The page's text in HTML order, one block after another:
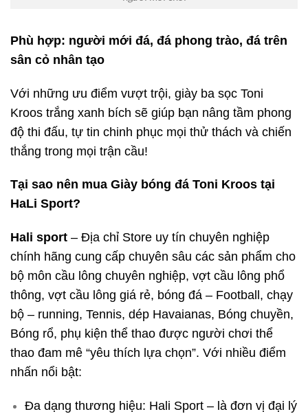
Phù hợp: người mới đá, đá phong trào, đá trên
sân cỏ nhân tạo
Với những ưu điểm vượt trội, giày ba sọc Toni
Kroos trắng xanh bích sẽ giúp bạn nâng tầm phong
độ thi đấu, tự tin chinh phục mọi thử thách và chiến
thắng trong mọi trận cầu!
Tại sao nên mua Giày bóng đá Toni Kroos tại
HaLi Sport?
Hali sport – Địa chỉ Store uy tín chuyên nghiệp
chính hãng cung cấp chuyên sâu các sản phẩm cho
bộ môn cầu lông chuyên nghiệp, vợt cầu lông phổ
thông, vợt cầu lông giá rẻ, bóng đá – Football, chạy
bộ – running, Tennis, dép Havaianas, Bóng chuyền,
Bóng rổ, phụ kiện thể thao được người chơi thể
thao đam mê “yêu thích lựa chọn”. Với nhiều điểm
nhấn nổi bật:
Đa dạng thương hiệu: Hali Sport – là đơn vị đại lý